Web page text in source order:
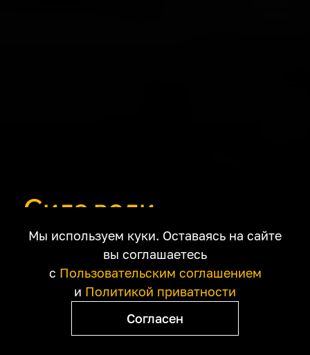
Сила воли
Фильмы о том, как
преодолеть
обстоятельства и
себя
Мы используем куки. Оставаясь на сайте
вы соглашаетесь
с Пользовательским соглашением
и Политикой приватности
Согласен